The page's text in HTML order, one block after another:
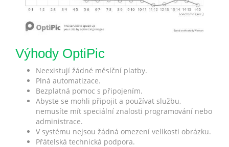
Výhody OptiPic
Neexistují žádné měsíční platby.
Plná automatizace.
Bezplatná pomoc s připojením.
Abyste se mohli připojit a používat službu,
nemusíte mít speciální znalosti programování nebo
administrace.
V systému nejsou žádná omezení velikosti obrázku.
Přátelská technická podpora.